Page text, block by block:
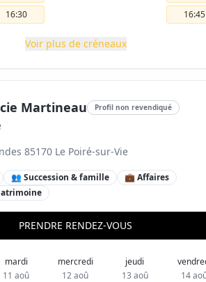
16:30
16:45
Voir plus de créneaux
Martineau Profil non revendiqué
85170 Le Poiré-sur-Vie
👥 Succession & famille
💼 Affaires
PRENDRE RENDEZ-VOUS
mardi
11 aoû
mercredi
12 aoû
jeudi
13 aoû
14